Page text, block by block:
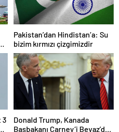
Pakistan’dan Hindistan’a: Su
bizim kırmızı çizgimizdir
3
Donald Trump, Kanada
Başbakanı Carney’i Beyaz’da